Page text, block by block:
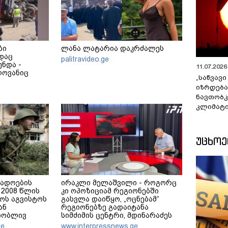
-
ლანა ლატარია დაკრძალეს
palitravideo.ge
წლის
აგვისტოს
ირაკლი მელაშვილი - როგორც
კი ოპოზიციამ რეგიონებში
გასვლა დაიწყო, „ოცნებამ“
რეგიონებზე გადაიტანა
სიმძიმის ცენტრი, მდინარაძეს
პოლიტიკური ფუნქცია ექნება:
www.interpressnews.ge
იზრდება